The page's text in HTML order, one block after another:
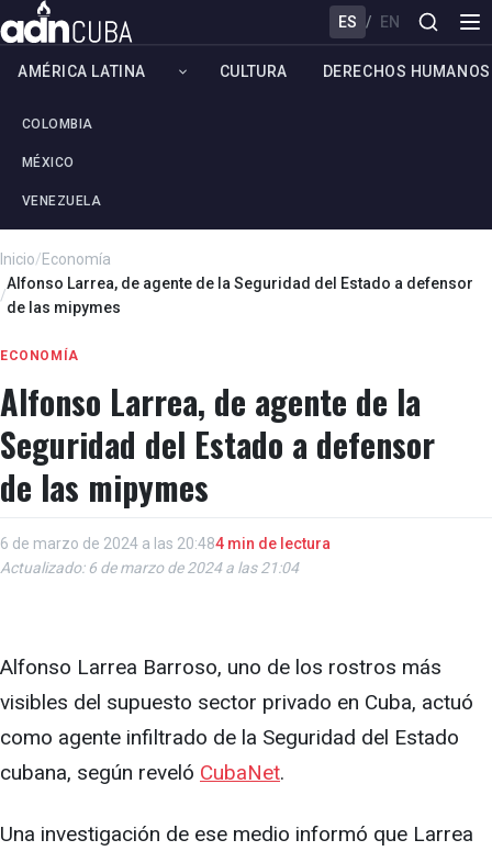
ES / EN
AMÉRICA LATINA
COLOMBIA
MÉXICO
VENEZUELA
CULTURA DERECHOS HUMANOS
Inicio/Economía
/
Alfonso Larrea, de agente de la Seguridad del Estado a defensor
de las mipymes
ECONOMÍA
Alfonso Larrea, de agente de la
Seguridad del Estado a defensor
de las mipymes
6 de marzo de 2024 a las 20:484 min de lectura
Actualizado: 6 de marzo de 2024 a las 21:04
Alfonso Larrea Barroso, uno de los rostros más
visibles del supuesto sector privado en Cuba, actuó
como agente infiltrado de la Seguridad del Estado
cubana, según reveló CubaNet.
Una investigación de ese medio informó que Larrea